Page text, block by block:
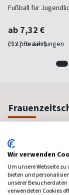
Fußball für
ab 7,32 €
(9 x pro Jahr)
Wir verwenden
Um unsere Webseite
bieten und
unserer
verwendeten Cookies